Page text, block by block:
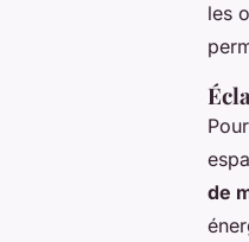
les
de